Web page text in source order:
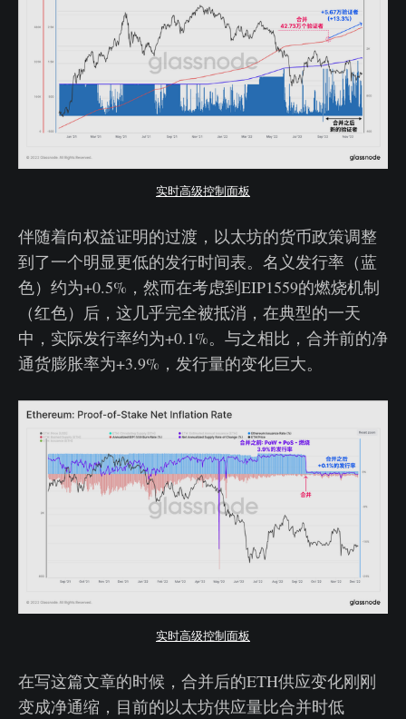
实时高级控制面板
伴随着向权益证明的过渡，以太坊的货币政策调整
到了一个明显更低的发行时间表。名义发行率（蓝
色）约为+0.5%，然而在考虑到EIP1559的燃烧机制
（红色）后，这几乎完全被抵消，在典型的一天
中，实际发行率约为+0.1%。与之相比，合并前的净
通货膨胀率为+3.9%，发行量的变化巨大。
实时高级控制面板
在写这篇文章的时候，合并后的ETH供应变化刚刚
变成净通缩，目前的以太坊供应量比合并时低